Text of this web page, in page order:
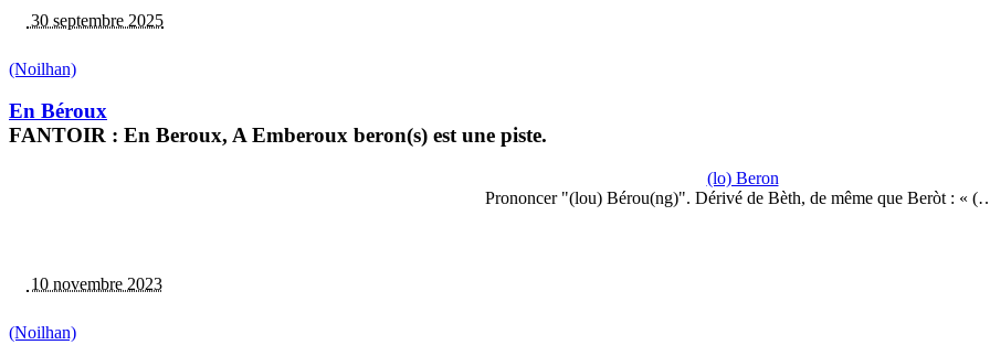
30 septembre 2025
(Noilhan)
En Béroux
FANTOIR : En Beroux, A Emberoux beron(s) est une piste.
(lo) Beron
Prononcer "(lou) Bérou(ng)". Dérivé de Bèth, de même que Beròt : «
10 novembre 2023
(Noilhan)